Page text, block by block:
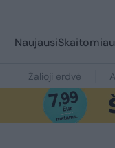
Naujausi
Žalioji erdvė